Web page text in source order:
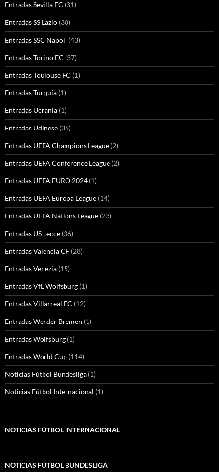
Entradas Sevilla FC (31)
Entradas SS Lazio (38)
Entradas SSC Napoli (43)
Entradas Torino FC (37)
Entradas Toulouse FC (1)
Entradas Turquía (1)
Entradas Ucrania (1)
Entradas Udinese (36)
Entradas UEFA Champions League (2)
Entradas UEFA Conference League (2)
Entradas UEFA EURO 2024 (1)
Entradas UEFA Europa League (14)
Entradas UEFA Nations League (23)
Entradas US Lecce (36)
Entradas Valencia CF (28)
Entradas Venezia (15)
Entradas VfL Wolfsburg (1)
Entradas Villarreal FC (12)
Entradas Werder Bremen (1)
Entradas Wolfsburg (1)
Entradas World Cup (114)
Noticias Fútbol Bundesliga (1)
Noticias Fútbol Internacional (1)
NOTICIAS FÚTBOL INTERNACIONAL
NOTICIAS FÚTBOL BUNDESLIGA